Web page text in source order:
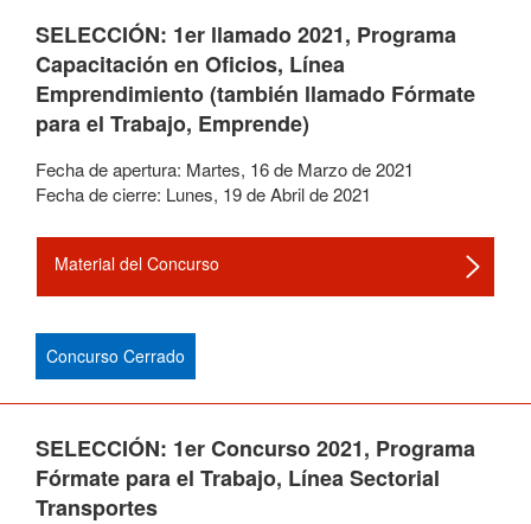
SELECCIÓN: 1er llamado 2021, Programa
Capacitación en Oficios, Línea
Emprendimiento (también llamado Fórmate
para el Trabajo, Emprende)
Fecha de apertura: Martes, 16de Marzode2021
Fecha de cierre: Lunes, 19deAbrilde2021
Material del Concurso
Concurso Cerrado
SELECCIÓN: 1er Concurso 2021, Programa
Fórmate para el Trabajo, Línea Sectorial
Transportes